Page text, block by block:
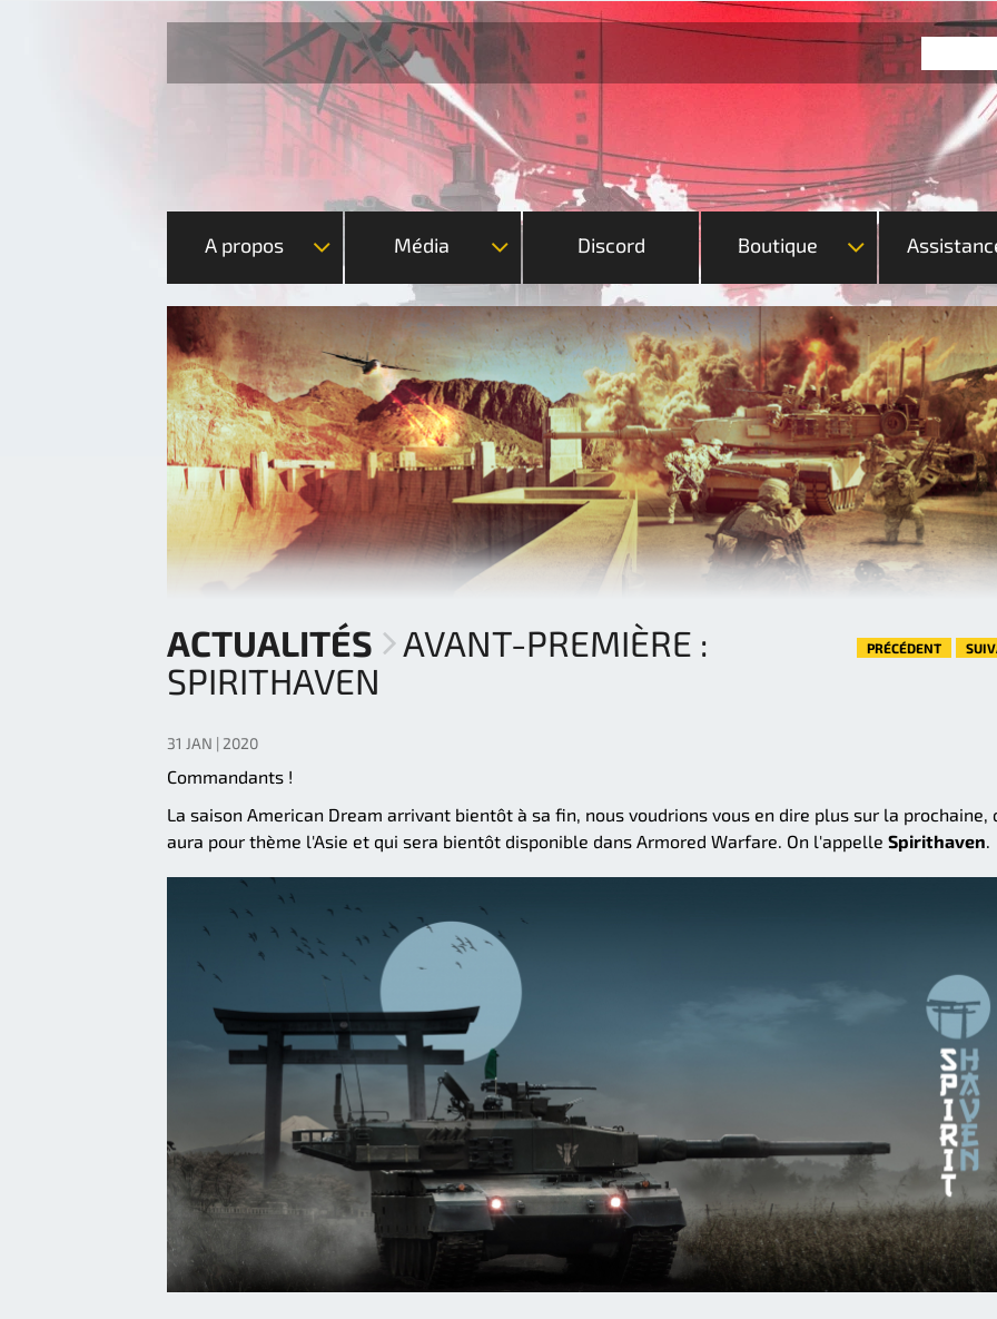
A propos Média Discord Boutique
ACTUALITÉS
AVANT-PREMIÈRE :
SPIRITHAVEN
PRÉCÉDENT
31 JAN | 2020
Commandants !
La saison American Dream arrivant bientôt à sa fin, nous voudrions vous en dire plus sur la prochaine,
aura pour thème l'Asie et qui sera bientôt disponible dans Armored Warfare. On l'appelle Spirithaven.